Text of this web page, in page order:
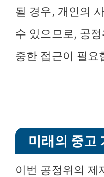
될 경우, 개인의
수 있으므로, 공
중한 접근이 필요
미래의 중고
이번 공정위의 제